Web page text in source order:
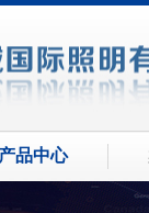
产品中心